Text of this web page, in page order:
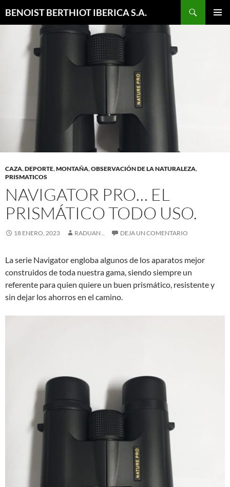
BENOIST BERTHIOT IBERICA S.A.
CONTENIDO
CAZA,DEPORTE,MONTAÑA,OBSERVACIÓN DE LA NATURALEZA,
PRISMATICOS
NAVIGATOR PRO… EL
PRISMÁTICO TODO USO.
18 ENERO, 2023 RADUAN .. DEJA UN COMENTARIO
La serie Navigator engloba algunos de los aparatos mejor
construidos de toda nuestra gama, siendo siempre un
referente para quien quiere un buen prismático, resistente y
sin dejar los ahorros en el camino.